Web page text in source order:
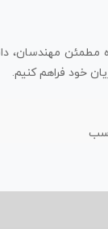
مطمئن مهندسان،
خود فراهم کنیم.